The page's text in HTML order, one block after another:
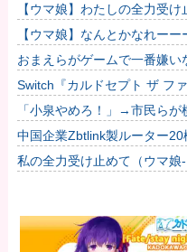
ｗｗ
【ウマ娘】わたしの全力受
のがふえてる…」
【ウマ娘】なんとかなれー
おまえらがゲームで一番嫌い
Switch『カルドセプト ザ フ
「小泉やめろ！」→市民らが
ｗ
中国企業Zbtlink製ルーター20
制御のおそれ！
私の全力受け止めて（ウマ娘